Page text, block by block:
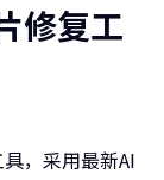
修复工
，采用最新AI